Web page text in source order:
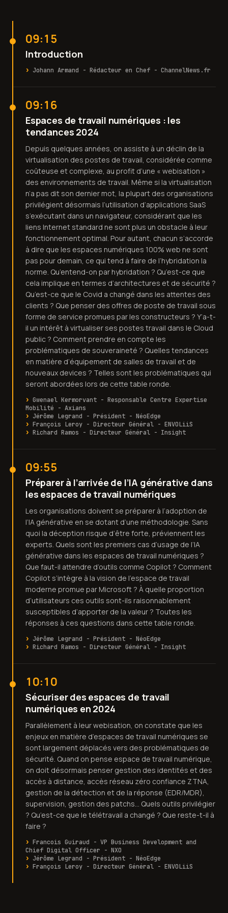
09:15
Introduction
Johann Armand - Rédacteur en Chef - ChannelNews.fr
09:16
Espaces de travail numériques : les
tendances 2024
Depuis quelques années, on assiste à un déclin de la
virtualisation des postes de travail, considérée comme
coûteuse et complexe, au profit d’une « webisation »
des environnements de travail. Même si la virtualisation
n’a pas dit son dernier mot, la plupart des organisations
privilégient désormais l’utilisation d’applications SaaS
s’exécutant dans un navigateur, considérant que les
liens Internet standard ne sont plus un obstacle à leur
fonctionnement optimal. Pour autant, chacun s’accorde
à dire que les espaces numériques 100% web ne sont
pas pour demain, ce qui tend à faire de l’hybridation la
norme. Qu’entend-on par hybridation ? Qu’est-ce que
cela implique en termes d’architectures et de sécurité ?
Qu’est-ce que le Covid a changé dans les attentes des
clients ? Que penser des offres de poste de travail sous
forme de service promues par les constructeurs ? Y’a-t-
il un intérêt à virtualiser ses postes travail dans le Cloud
public ? Comment prendre en compte les
problématiques de souveraineté ? Quelles tendances
en matière d’équipement de salles de travail et de
nouveaux devices ? Telles sont les problématiques qui
seront abordées lors de cette table ronde.
Gwenael Kermorvant - Responsable Centre Expertise
Mobilité - Axians
Jérôme Legrand - Président - NéoEdge
François Leroy - Directeur Général - ENVOLiiS
Richard Ramos - Directeur Général - Insight
09:55
Préparer à l’arrivée de l’IA générative dans
les espaces de travail numériques
Les organisations doivent se préparer à l’adoption de
l’IA générative en se dotant d’une méthodologie. Sans
quoi la déception risque d’être forte, préviennent les
experts. Quels sont les premiers cas d’usage de l’IA
générative dans les espaces de travail numériques ?
Que faut-il attendre d’outils comme Copilot ? Comment
Copilot s’intègre à la vision de l’espace de travail
moderne promue par Microsoft ? À quelle proportion
d’utilisateurs ces outils sont-ils raisonnablement
susceptibles d’apporter de la valeur ? Toutes les
réponses à ces questions dans cette table ronde.
Jérôme Legrand - Président - NéoEdge
Richard Ramos - Directeur Général - Insight
10:10
Sécuriser des espaces de travail
numériques en 2024
Parallèlement à leur webisation, on constate que les
enjeux en matière d’espaces de travail numériques se
sont largement déplacés vers des problématiques de
sécurité. Quand on pense espace de travail numérique,
on doit désormais penser gestion des identités et des
accès à distance, accès réseau zéro confiance ZTNA,
gestion de la détection et de la réponse (EDR/MDR),
supervision, gestion des patchs… Quels outils privilégier
? Qu’est-ce que le télétravail a changé ? Que reste-t-il à
faire ?
Francois Guiraud - VP Business Development and
Chief Digital Officer - NXO
Jérôme Legrand - Président - NéoEdge
François Leroy - Directeur Général - ENVOLiiS